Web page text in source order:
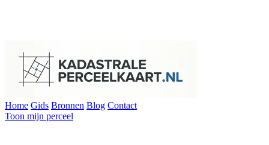
Home Gids Bronnen Blog Contact
Toon mijn perceel